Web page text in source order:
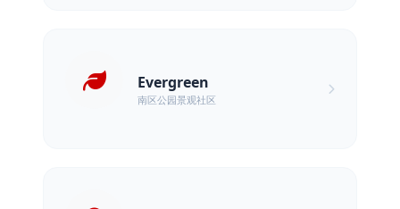
Evergreen
南区公园景观社区